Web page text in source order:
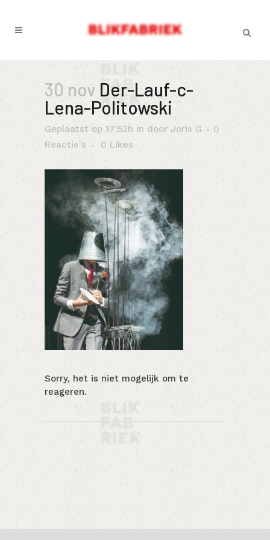
30 nov Der-Lauf-c-
Lena-Politowski
Geplaatst op 17:52h in doorJoris G
0
Reactie's
0 Likes
Sorry, het is niet mogelijk om te
reageren.